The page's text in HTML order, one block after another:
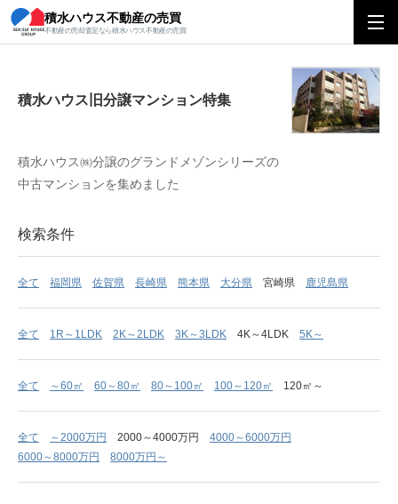
積水ハウス不動産の売買
不動産の売却査定なら積水ハウス不動産の売買
積水ハウス旧分譲マンション特集
積水ハウス旧分譲マンション特集
積水ハウス㈱分譲のグランドメゾンシリーズの
中古マンションを集めました
検索条件
全て 福岡県 佐賀県 長崎県 熊本県 大分県 宮崎県 鹿児島県
全て 1R～1LDK 2K～2LDK 3K～3LDK 4K～4LDK 5K～
全て ～60㎡ 60～80㎡ 80～100㎡ 100～120㎡ 120㎡～
全て ～2000万円 2000～4000万円
4000～6000万円
6000～8000万円
8000万円～